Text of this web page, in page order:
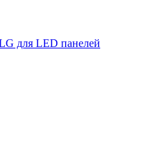
для LED панелей